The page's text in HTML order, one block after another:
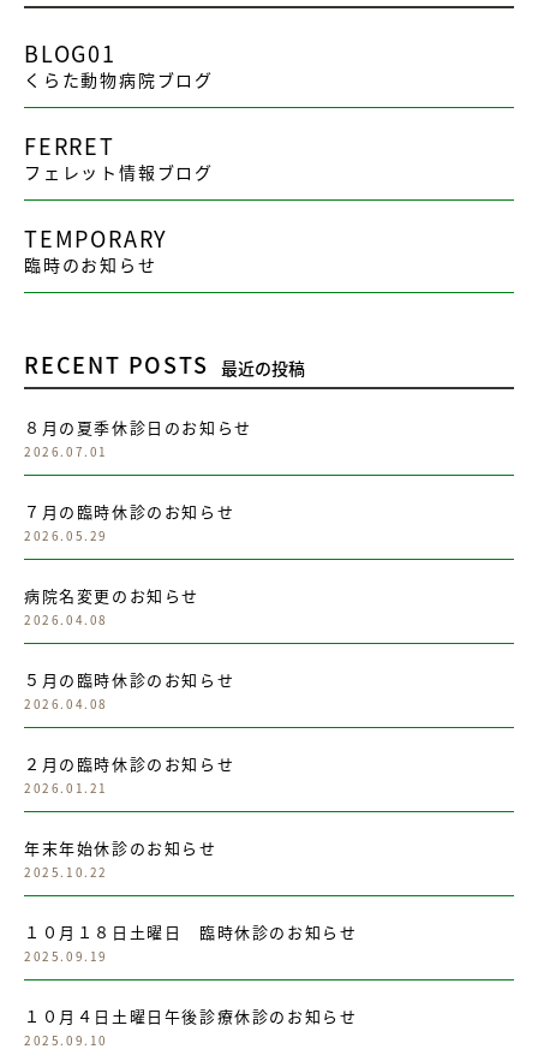
BLOG01
くらた動物病院ブログ
FERRET
フェレット情報ブログ
TEMPORARY
臨時のお知らせ
RECENT POSTS 最近の投稿
８月の夏季休診日のお知らせ
2026.07.01
７月の臨時休診のお知らせ
2026.05.29
病院名変更のお知らせ
2026.04.08
５月の臨時休診のお知らせ
2026.04.08
２月の臨時休診のお知らせ
2026.01.21
年末年始休診のお知らせ
2025.10.22
１０月１８日土曜日 臨時休診のお知らせ
2025.09.19
１０月４日土曜日午後診療休診のお知らせ
2025.09.10